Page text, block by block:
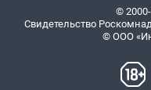
©
Свидетельство
© ООО